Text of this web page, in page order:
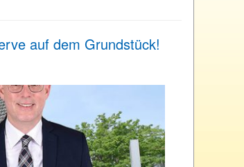
auf dem Grundstück!